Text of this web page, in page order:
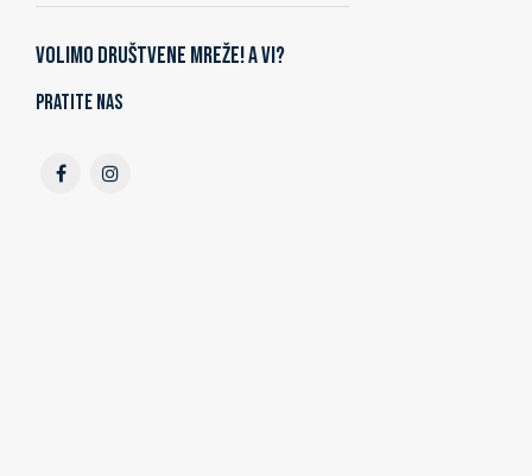
Volimo društvene mreže! A vi?
Pratite nas